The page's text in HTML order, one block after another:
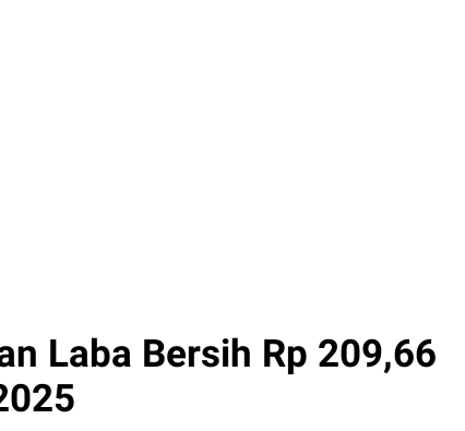
Laba Bersih Rp 209,66